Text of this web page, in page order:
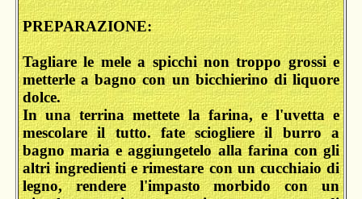
PREPARAZIONE:
Tagliare le mele a spicchi non troppo grossi e
metterle a bagno con un bicchierino di liquore
dolce.
In una terrina mettete la farina, e l'uvetta e
mescolare il tutto. fate sciogliere il burro a
bagno maria e aggiungetelo alla farina con gli
altri ingredienti e rimestare con un cucchiaio di
legno, rendere l'impasto morbido con un